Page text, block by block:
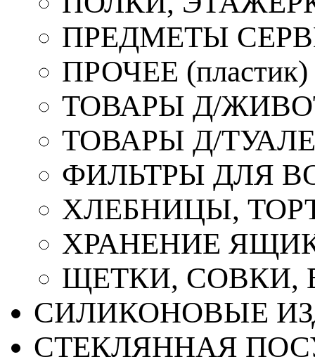
ПРЕДМЕТЫ
ПРОЧЕЕ (пластик)
ТОВАРЫ Д/
ТОВАРЫ Д/
ФИЛЬТРЫ ДЛЯ
ХЛЕБНИЦЫ,
ХРАНЕНИЕ
ЩЕТКИ, СОВКИ,
СИЛИКОНОВЫЕ
СТЕКЛЯННАЯ